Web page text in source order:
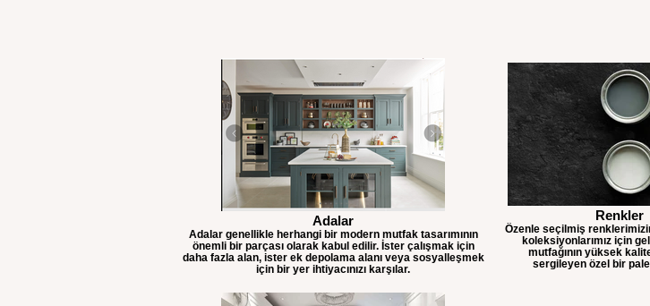
Adalar
Adalar genellikle herhangi bir modern mutfak tasarımının
önemli bir parçası olarak kabul edilir. İster çalışmak için
daha fazla alan, ister ek depolama alanı veya sosyalleşmek
için bir yer ihtiyacınızı karşılar.
Renkler
Özenle seçilmiş
koleksiyonlarımız için
mutfağının yüksek
sergileyen özel bir